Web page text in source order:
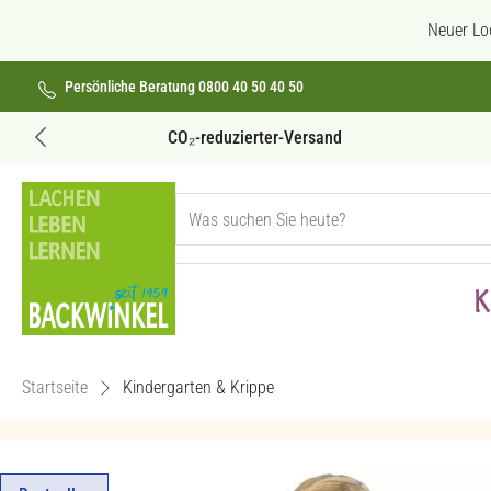
Neuer
Persönliche Beratung 0800 40 50 40 50
Versandkostenfrei ab 69€
Startseite Kindergarten & Krippe